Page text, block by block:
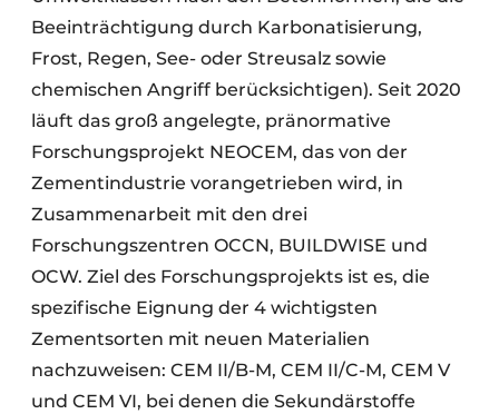
Beeinträchtigung durch Karbonatisierung,
Frost, Regen, See- oder Streusalz sowie
chemischen Angriff berücksichtigen). Seit 2020
läuft das groß angelegte, pränormative
Forschungsprojekt NEOCEM, das von der
Zementindustrie vorangetrieben wird, in
Zusammenarbeit mit den drei
Forschungszentren OCCN, BUILDWISE und
OCW. Ziel des Forschungsprojekts ist es, die
spezifische Eignung der 4 wichtigsten
Zementsorten mit neuen Materialien
nachzuweisen: CEM II/B-M, CEM II/C-M, CEM V
und CEM VI, bei denen die Sekundärstoffe